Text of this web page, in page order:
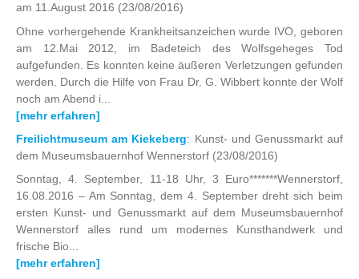
am 11.August 2016 (23/08/2016)
Ohne vorhergehende Krankheitsanzeichen wurde IVO, geboren
am 12.Mai 2012, im Badeteich des Wolfsgeheges Tod
aufgefunden. Es konnten keine äußeren Verletzungen gefunden
werden. Durch die Hilfe von Frau Dr. G. Wibbert konnte der Wolf
noch am Abend i...
[mehr erfahren]
Freilichtmuseum am Kiekeberg: Kunst- und Genussmarkt auf
dem Museumsbauernhof Wennerstorf (23/08/2016)
Sonntag, 4. September, 11-18 Uhr, 3 Euro*******Wennerstorf,
16.08.2016 – Am Sonntag, dem 4. September dreht sich beim
ersten Kunst- und Genussmarkt auf dem Museumsbauernhof
Wennerstorf alles rund um modernes Kunsthandwerk und
frische Bio...
[mehr erfahren]